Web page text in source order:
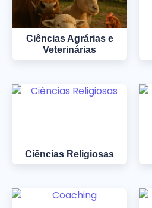
Ciências Agrárias e
Veterinárias
Ciências Religiosas